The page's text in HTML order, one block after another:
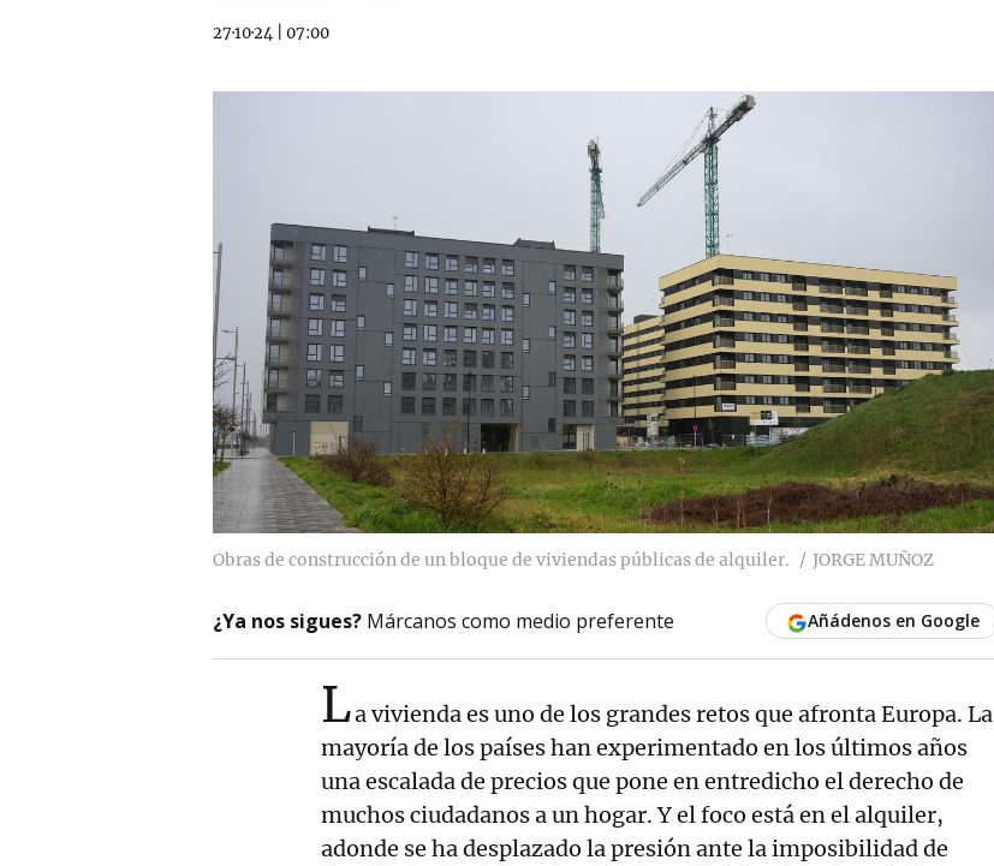
27·10·24 07:00
Obras de construcción de un bloque de viviendas públicas de alquiler. JORGE MUÑOZ
¿Ya nos sigues? Márcanos como medio preferente Añádenos en Google
La vivienda es uno de los grandes retos que afronta Europa. La
mayoría de los países han experimentado en los últimos años
una escalada de precios que pone en entredicho el derecho de
muchos ciudadanos a un hogar. Y el foco está en el alquiler,
adonde se ha desplazado la presión ante la imposibilidad de